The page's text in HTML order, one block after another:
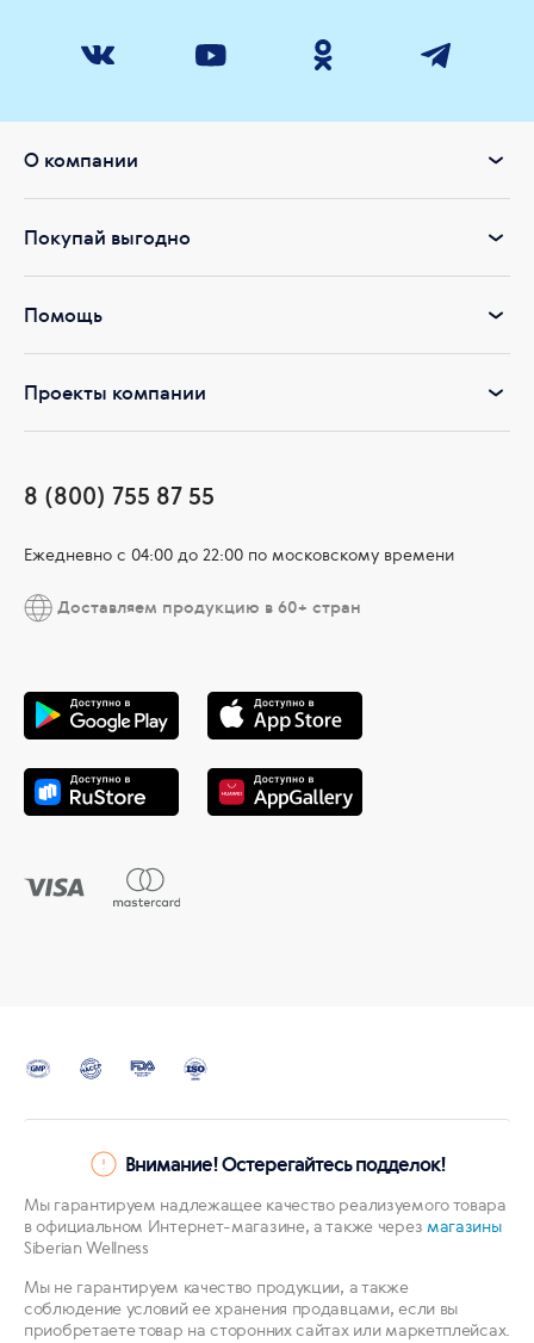
О компании
Покупай выгодно
Помощь
Проекты компании
8 (800) 755 87 55
Ежедневно c 04:00 до 22:00 по московскому времени
Доставляем продукцию в 60+ стран
Внимание! Остерегайтесь подделок!
Мы гарантируем надлежащее качество реализуемого товара
в официальном Интернет-магазине, а также через магазины
Siberian Wellness
Мы не гарантируем качество продукции, а также
соблюдение условий ее хранения продавцами, если вы
приобретаете товар на сторонних сайтах или маркетплейсах.